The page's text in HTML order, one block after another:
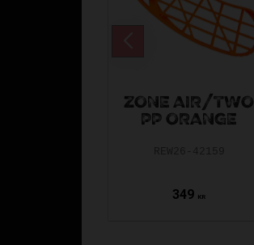
ZONE AIR/TWO
PP ORANGE
349 KR